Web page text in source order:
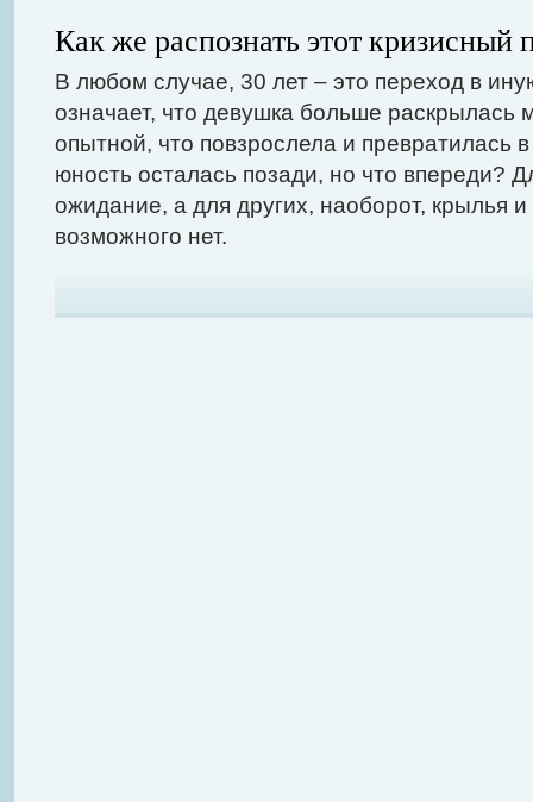
Как же распознать этот кризисный
В любом случае, 30 лет – это переход в
означает, что девушка больше раскрылась
опытной, что повзрослела и превратилась
юность осталась позади, но что впереди?
ожидание, а для других, наоборот, крылья
возможного нет.